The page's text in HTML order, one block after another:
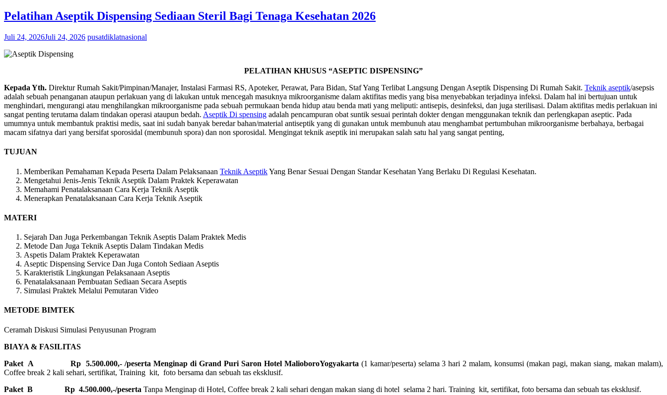
Pelatihan Aseptik Dispensing Sediaan Steril Bagi Tenaga Kesehatan 2026
Juli 24, 2026Juli 24, 2026 pusatdiklatnasional
PELATIHAN KHUSUS “ASEPTIC DISPENSING”
Kepada Yth. Direktur Rumah Sakit/Pimpinan/Manajer, Instalasi Farmasi RS, Apoteker, Perawat, Para Bidan, Staf Yang Terlibat Langsung Dengan Aseptik Dispensing Di Rumah Sakit. Teknik aseptik/asepsis
adalah sebuah penanganan ataupun perlakuan yang di lakukan untuk mencegah masuknya mikroorganisme dalam aktifitas medis yang bisa menyebabkan terjadinya infeksi. Dalam hal ini bertujuan untuk
menghindari, mengurangi atau menghilangkan mikroorganisme pada sebuah permukaan benda hidup atau benda mati yang meliputi: antisepis, desinfeksi, dan juga sterilisasi. Dalam aktifitas medis perlakuan ini
sangat penting terutama dalam tindakan operasi ataupun bedah. Aseptik Di spensing adalah pencampuran obat suntik sesuai perintah dokter dengan menggunakan teknik dan perlengkapan aseptic. Pada
umumnya untuk membantuk praktisi medis, saat ini sudah banyak beredar bahan/material antiseptik yang di gunakan untuk membunuh atau menghambat pertumbuhan mikroorganisme berbahaya, berbagai
macam sifatnya dari yang bersifat sporosidal (membunuh spora) dan non sporosidal. Mengingat teknik aseptik ini merupakan salah satu hal yang sangat penting,
TUJUAN
Memberikan Pemahaman Kepada Peserta Dalam Pelaksanaan Teknik AseptikYang Benar Sesuai Dengan Standar Kesehatan Yang Berlaku Di Regulasi Kesehatan.
Mengetahui Jenis-Jenis Teknik Aseptik Dalam Praktek Keperawatan
Memahami Penatalaksanaan Cara Kerja Teknik Aseptik
Menerapkan Penatalaksanaan Cara Kerja Teknik Aseptik
MATERI
Sejarah Dan Juga Perkembangan Teknik Aseptis Dalam Praktek Medis
Metode Dan Juga Teknik Aseptis Dalam Tindakan Medis
Aspetis Dalam Praktek Keperawatan
Aseptic Dispensing Service Dan Juga Contoh Sediaan Aseptis
Karakteristik Lingkungan Pelaksanaan Aseptis
Penatalaksanaan Pembuatan Sediaan Secara Aseptis
Simulasi Praktek Melalui Pemutaran Video
METODE BIMTEK
Ceramah Diskusi Simulasi Penyusunan Program
BIAYA & FASILITAS
Paket A Rp 5.500.000,- /peserta Menginap di Grand Puri Saron Hotel MalioboroYogyakarta (1 kamar/peserta) selama 3 hari 2 malam, konsumsi (makan pagi, makan siang, makan malam),
Coffee break 2 kali sehari, sertifikat, Training kit, foto bersama dan sebuah tas eksklusif.
Paket B
Rp 4.500.000,-/peserta Tanpa Menginap di Hotel, Coffee break 2 kali sehari dengan makan siang di hotel selama 2 hari. Training kit, sertifikat, foto bersama dan sebuah tas eksklusif.